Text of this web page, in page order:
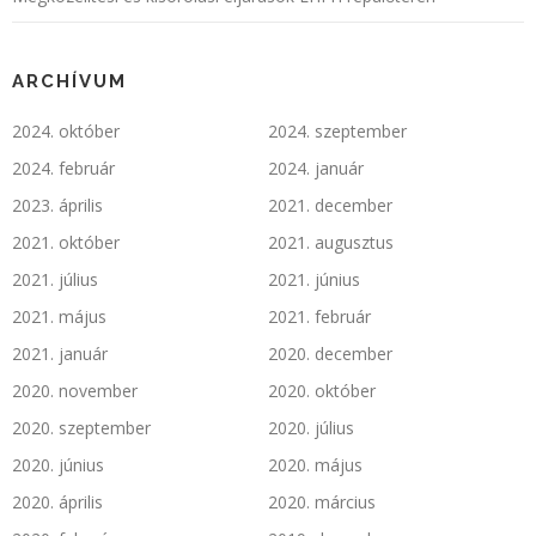
ARCHÍVUM
2024. október
2024. szeptember
2024. február
2024. január
2023. április
2021. december
2021. október
2021. augusztus
2021. július
2021. június
2021. május
2021. február
2021. január
2020. december
2020. november
2020. október
2020. szeptember
2020. július
2020. június
2020. május
2020. április
2020. március